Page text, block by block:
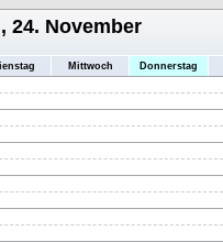
24. November
Mittwoch Donnerstag